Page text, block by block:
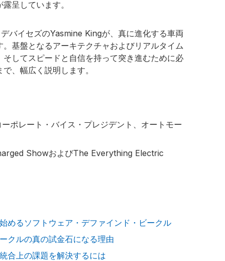
呈しています。
バイセズのYasmine Kingが、真に進化する車両
基盤となるアーキテクチャおよびリアルタイム
してスピードと自信を持って突き進むために必
、幅広く説明します。
ポレート・バイス・プレジデント、オートモー
ShowおよびThe Everything Electric
めるソフトウェア・デファインド・ビークル
クルの真の試金石になる理由
合上の課題を解決するには